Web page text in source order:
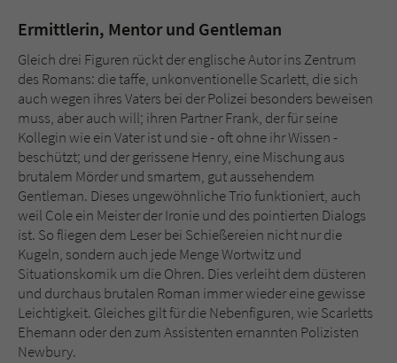
Ermittlerin, Mentor und Gentleman
Gleich drei Figuren rückt der englische Autor ins Zentrum
des Romans: die taffe, unkonventionelle Scarlett, die sich
auch wegen ihres Vaters bei der Polizei besonders beweisen
muss, aber auch will; ihren Partner Frank, der für seine
Kollegin wie ein Vater ist und sie - oft ohne ihr Wissen -
beschützt; und der gerissene Henry, eine Mischung aus
brutalem Mörder und smartem, gut aussehendem
Gentleman. Dieses ungewöhnliche Trio funktioniert, auch
weil Cole ein Meister der Ironie und des pointierten Dialogs
ist. So fliegen dem Leser bei Schießereien nicht nur die
Kugeln, sondern auch jede Menge Wortwitz und
Situationskomik um die Ohren. Dies verleiht dem düsteren
und durchaus brutalen Roman immer wieder eine gewisse
Leichtigkeit. Gleiches gilt für die Nebenfiguren, wie Scarletts
Ehemann oder den zum Assistenten ernannten Polizisten
Newbury.